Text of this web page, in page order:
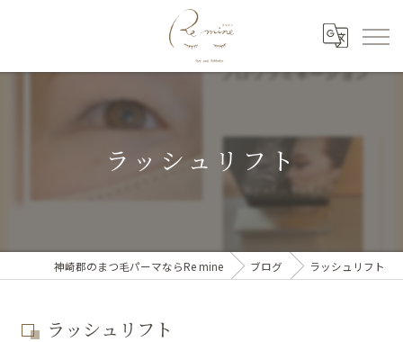
ラッシュリフト
神崎郡のまつ毛パーマならRe mine ブログ ラッシュリフト
ラッシュリフト